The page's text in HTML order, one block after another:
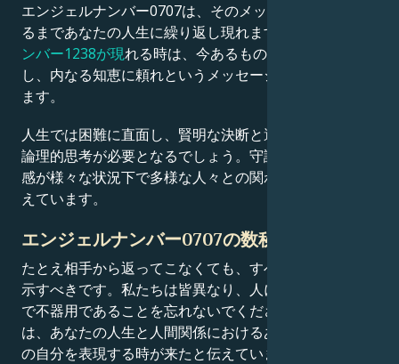
エンジェルナンバー0707は、そのメッセージを理解す
るまであなたの人生に繰り返し現れます。
ンバー1238が現れる時は、今あるものを最大限に活か
し、内なる知恵に頼れというメッセージと考えられてい
ます。
人生では困難に直面し、賢明な決断と選択をするために
論理的思考が必要となるでしょう。守護天使たちは、直
感が様々な状況下で多様な人々との関わり方を導くと伝
えています。
エンジェルナンバー0707の数秘術
たとえ相手から返ってこなくても、すべての人に親切を
示すべきです。私たちは皆異なり、人によっては別の形
で不器用であることを忘れないでください。霊的な領域
は、あなたの人生と人間関係におけるあらゆる面で、真
の自分を表現する時が来たと伝えています。